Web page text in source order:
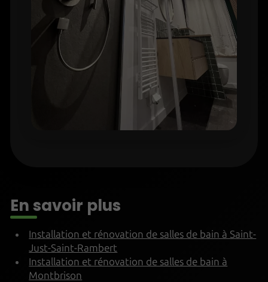
En savoir plus
Installation et rénovation de salles de bain à Saint-
Just-Saint-Rambert
Installation et rénovation de salles de bain à
Montbrison